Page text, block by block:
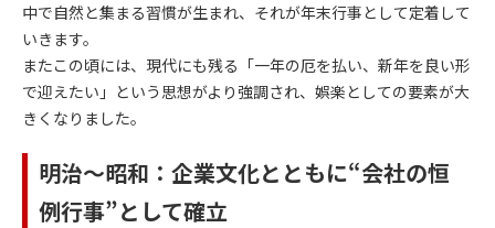
中で自然と集まる習慣が生まれ、それが年末行事として定着して
いきます。
またこの頃には、現代にも残る「一年の厄を払い、新年を良い形
で迎えたい」という思想がより強調され、娯楽としての要素が大
きくなりました。
明治〜昭和：企業文化とともに“会社の恒
例行事”として確立